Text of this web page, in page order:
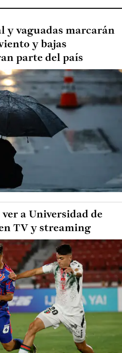
y vaguadas marcarán
y bajas
parte del país
a Universidad de
TV y streaming